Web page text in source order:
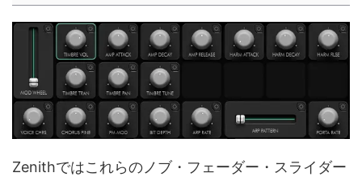
Zenithではこれらのノブ・フェーダー・スライダー